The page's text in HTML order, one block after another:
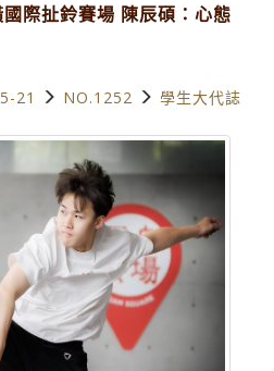
國際扯鈴賽場 陳辰碩：心態
21 NO.1252 學生大代誌